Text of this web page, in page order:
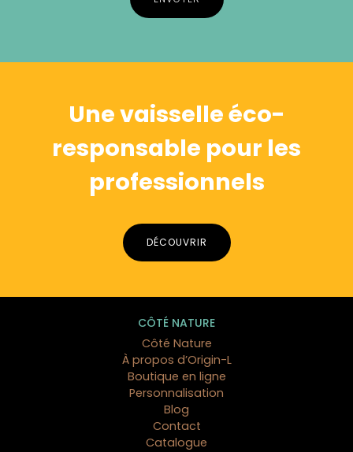
Une vaisselle éco-
responsable pour les
professionnels
DÉCOUVRIR
CÔTÉ NATURE
Côté Nature
À propos d’Origin-L
Boutique en ligne
Personnalisation
Blog
Contact
Catalogue